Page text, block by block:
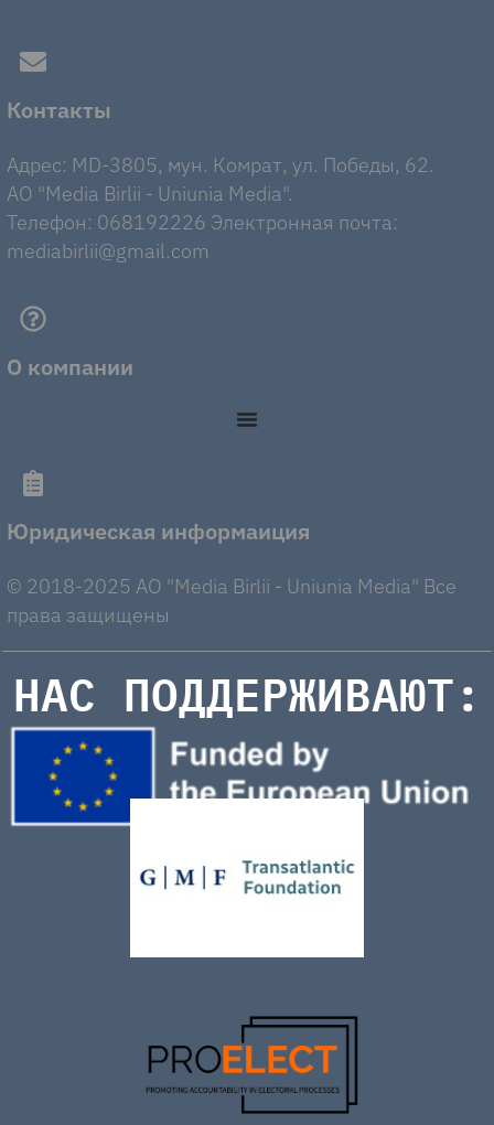
Контакты
Адрес: MD-3805, мун. Комрат, ул. Победы, 62.
AO "Media Birlii - Uniunia Media".
Телефон: 068192226 Электронная почта:
mediabirlii@gmail.com
О компании
Юридическая информаиция
© 2018-2025 AO "Media Birlii - Uniunia Media" Все
права защищены
НАС ПОДДЕРЖИВАЮТ: